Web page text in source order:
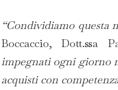
“Condividiamo questa
Boccaccio, Dott.ssa
impegnati ogni giorno
acquisti con